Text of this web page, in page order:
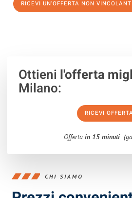
RICEVI UN'OFFERTA NON
Ottieni l'offerta
Milano:
RICEVI
Offerta in 15 minuti
CHI SIAMO